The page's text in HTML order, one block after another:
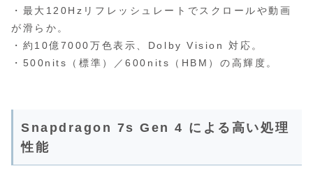
・最大120Hzリフレッシュレートでスクロールや動画
が滑らか。
・約10億7000万色表示、Dolby Vision 対応。
・500nits（標準）／600nits（HBM）の高輝度。
Snapdragon 7s Gen 4 による高い処理
性能